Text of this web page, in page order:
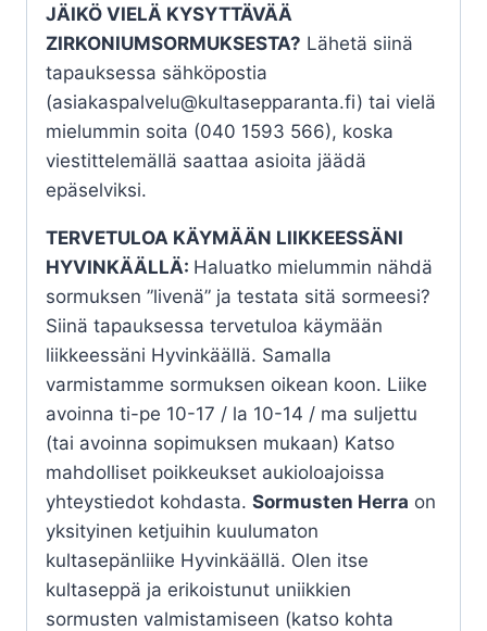
JÄIKÖ VIELÄ KYSYTTÄVÄÄ
ZIRKONIUMSORMUKSESTA? Lähetä siinä
tapauksessa sähköpostia
(asiakaspalvelu@kultasepparanta.fi) tai vielä
mielummin soita (040 1593 566), koska
viestittelemällä saattaa asioita jäädä
epäselviksi.
TERVETULOA KÄYMÄÄN LIIKKEESSÄNI
HYVINKÄÄLLÄ: Haluatko mielummin nähdä
sormuksen ”livenä” ja testata sitä sormeesi?
Siinä tapauksessa tervetuloa käymään
liikkeessäni Hyvinkäällä. Samalla
varmistamme sormuksen oikean koon. Liike
avoinna ti-pe 10-17 / la 10-14 / ma suljettu
(tai avoinna sopimuksen mukaan) Katso
mahdolliset poikkeukset aukioloajoissa
yhteystiedot kohdasta. Sormusten Herra on
yksityinen ketjuihin kuulumaton
kultasepänliike Hyvinkäällä. Olen itse
kultaseppä ja erikoistunut uniikkien
sormusten valmistamiseen (katso kohta